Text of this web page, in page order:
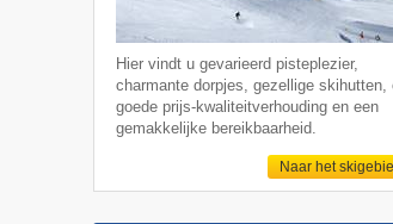
Hier vindt u gevarieerd pisteplezier,
charmante dorpjes, gezellige skihutten,
goede prijs-kwaliteitverhouding en een
gemakkelijke bereikbaarheid.
Naar het